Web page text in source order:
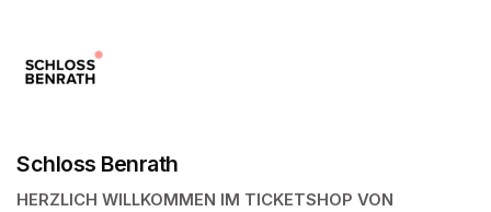
Schloss Benrath
HERZLICH WILLKOMMEN IM TICKETSHOP VON